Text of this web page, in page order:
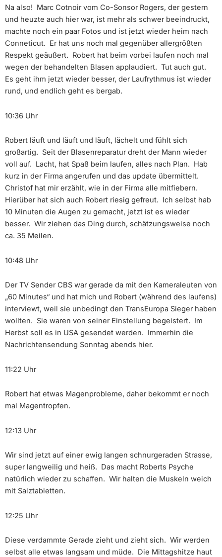
Na also! Marc Cotnoir vom Co-Sonsor Rogers, der gestern
und heuzte auch hier war, ist mehr als schwer beeindruckt,
machte noch ein paar Fotos und ist jetzt wieder heim nach
Conneticut. Er hat uns noch mal gegenüber allergrößten
Respekt geäußert. Robert hat beim vorbei laufen noch mal
wegen der behandelten Blasen applaudiert. Tut auch gut.
Es geht ihm jetzt wieder besser, der Laufrythmus ist wieder
rund, und endlich geht es bergab.
10:36 Uhr
Robert läuft und läuft und läuft, lächelt und fühlt sich
großartig. Seit der Blasenreparatur dreht der Mann wieder
voll auf. Lacht, hat Spaß beim laufen, alles nach Plan. Hab
kurz in der Firma angerufen und das update übermittelt.
Christof hat mir erzählt, wie in der Firma alle mitfiebern.
Hierüber hat sich auch Robert riesig gefreut. Ich selbst hab
10 Minuten die Augen zu gemacht, jetzt ist es wieder
besser. Wir ziehen das Ding durch, schätzungsweise noch
ca. 35 Meilen.
10:48 Uhr
Der TV Sender CBS war gerade da mit den Kameraleuten von
„60 Minutes“ und hat mich und Robert (während des laufens)
interviewt, weil sie unbedingt den TransEuropa Sieger haben
wollten. Sie waren von seiner Einstellung begeistert. Im
Herbst soll es in USA gesendet werden. Immerhin die
Nachrichtensendung Sonntag abends hier.
11:22 Uhr
Robert hat etwas Magenprobleme, daher bekommt er noch
mal Magentropfen.
12:13 Uhr
Wir sind jetzt auf einer ewig langen schnurgeraden Strasse,
super langweilig und heiß. Das macht Roberts Psyche
natürlich wieder zu schaffen. Wir halten die Muskeln weich
mit Salztabletten.
12:25 Uhr
Diese verdammte Gerade zieht und zieht sich. Wir werden
selbst alle etwas langsam und müde. Die Mittagshitze haut